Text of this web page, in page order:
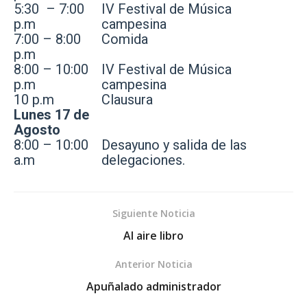
5:30 – 7:00
p.m
IV Festival de Música
campesina
7:00 – 8:00
p.m
Comida
8:00 – 10:00
p.m
IV Festival de Música
campesina
10 p.m
Clausura
Lunes 17 de
Agosto
8:00 – 10:00
a.m
Desayuno y salida de las
delegaciones.
Siguiente Noticia
Al aire libro
Anterior Noticia
Apuñalado administrador